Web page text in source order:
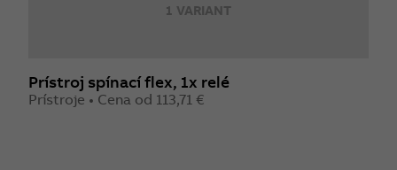
1 VARIANT
Prístroj spínací flex, 1x relé
Prístroje • Cena od 113,71 €